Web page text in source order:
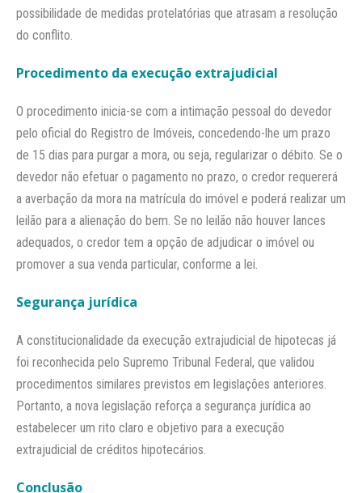
possibilidade de medidas protelatórias que atrasam a resolução
do conflito.​
Procedimento da execução extrajudicial
O procedimento inicia-se com a intimação pessoal do devedor
pelo oficial do Registro de Imóveis, concedendo-lhe um prazo
de 15 dias para purgar a mora, ou seja, regularizar o débito. Se o
devedor não efetuar o pagamento no prazo, o credor requererá
a averbação da mora na matrícula do imóvel e poderá realizar um
leilão para a alienação do bem. Se no leilão não houver lances
adequados, o credor tem a opção de adjudicar o imóvel ou
promover a sua venda particular, conforme a lei.​
Segurança jurídica
A constitucionalidade da execução extrajudicial de hipotecas já
foi reconhecida pelo Supremo Tribunal Federal, que validou
procedimentos similares previstos em legislações anteriores.
Portanto, a nova legislação reforça a segurança jurídica ao
estabelecer um rito claro e objetivo para a execução
extrajudicial de créditos hipotecários.​
Conclusão